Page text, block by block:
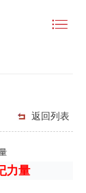
返回列表
力量